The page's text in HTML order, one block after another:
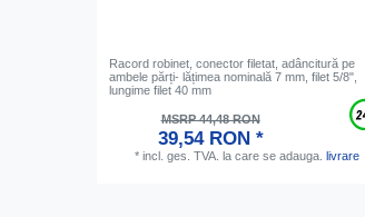
Racord robinet, conector filetat, adâncitură pe
ambele părți- lățimea nominală 7 mm, filet 5/8",
lungime filet 40 mm
MSRP 44,48 RON
39,54 RON *
* incl. ges. TVA. la care se adauga. livrare